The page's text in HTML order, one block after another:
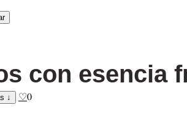
con esencia
↓ ♡0